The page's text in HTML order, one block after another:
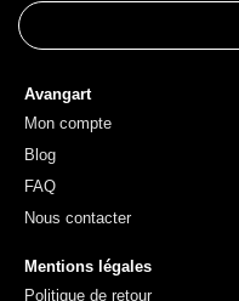
Avangart
Mon compte
Blog
FAQ
Nous contacter
Mentions légales
Politique de retour